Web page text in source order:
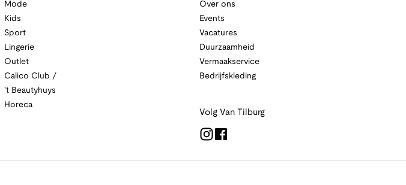
Mode
Kids
Sport
Lingerie
Outlet
Calico Club /
't Beautyhuys
Horeca
Over ons
Events
Vacatures
Duurzaamheid
Vermaakservice
Bedrijfskleding
Volg Van Tilburg